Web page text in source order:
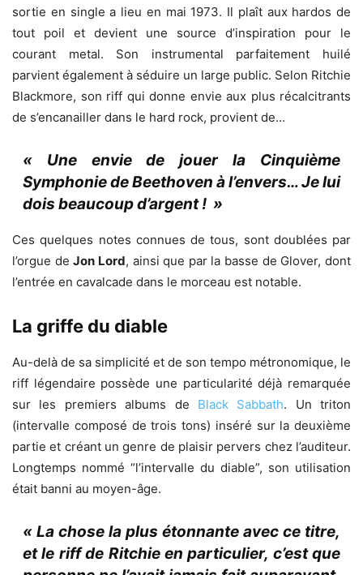
sortie en single a lieu en mai 1973. Il plaît aux hardos de
tout poil et devient une source d’inspiration pour le
courant metal. Son instrumental parfaitement huilé
parvient également à séduire un large public. Selon Ritchie
Blackmore, son riff qui donne envie aux plus récalcitrants
de s’encanailler dans le hard rock, provient de…
« Une envie de jouer la Cinquième
Symphonie de Beethoven à l’envers… Je lui
dois beaucoup d’argent ! »
Ces quelques notes connues de tous, sont doublées par
l’orgue deJon Lord, ainsi que par la basse de Glover, dont
l’entrée en cavalcade dans le morceau est notable.
La griffe du diable
Au-delà de sa simplicité et de son tempo métronomique, le
riff légendaire possède une particularité déjà remarquée
sur les premiers albums de Black Sabbath. Un triton
(intervalle composé de trois tons) inséré sur la deuxième
partie et créant un genre de plaisir pervers chez l’auditeur.
Longtemps nommé “l’intervalle du diable”, son utilisation
était banni au moyen-âge.
« La chose la plus étonnante avec ce titre,
et le riff de Ritchie en particulier, c’est que